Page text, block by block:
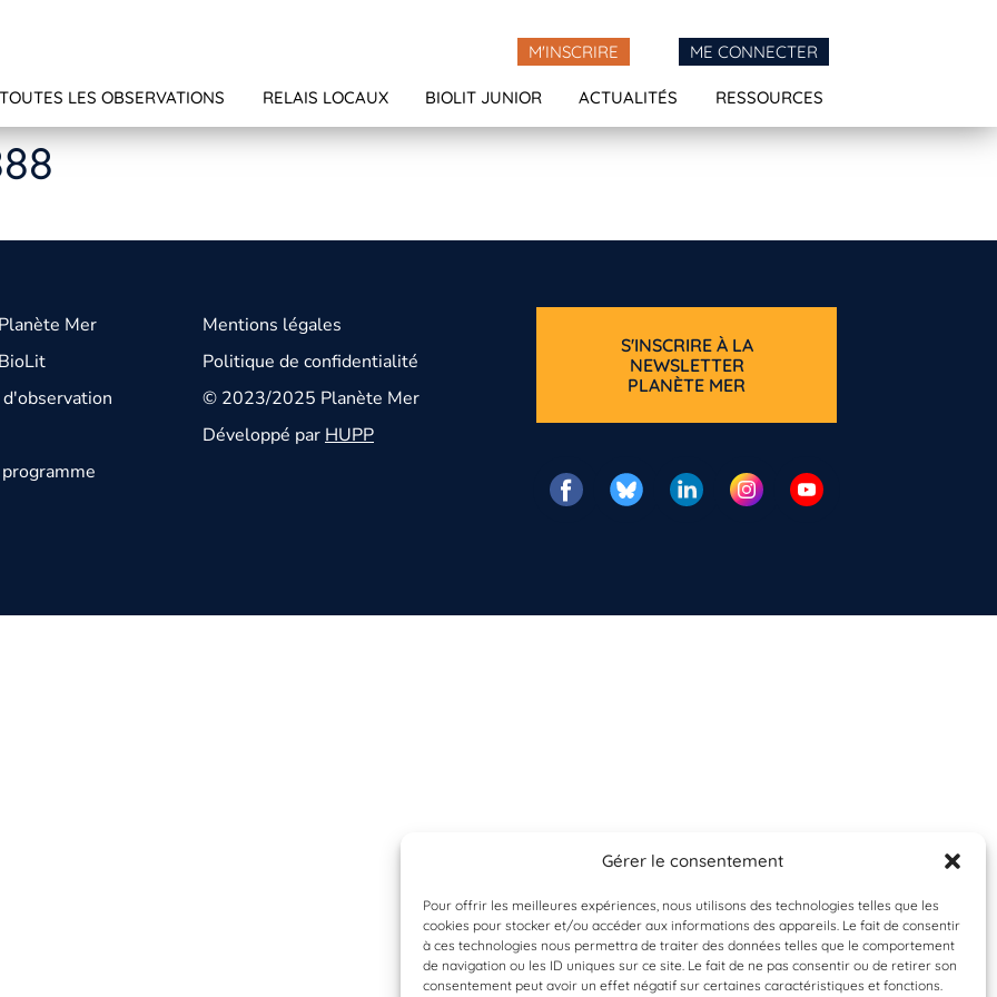
Gérer le consentement
Pour offrir les meilleures expériences, nous utilisons des technologies telles que les
cookies pour stocker et/ou accéder aux informations des appareils. Le fait de consentir
à ces technologies nous permettra de traiter des données telles que le comportement
de navigation ou les ID uniques sur ce site. Le fait de ne pas consentir ou de retirer son
consentement peut avoir un effet négatif sur certaines caractéristiques et fonctions.
M'INSCRIRE ME CONNECTER
TOUTES LES OBSERVATIONS RELAIS LOCAUX BIOLIT JUNIOR ACTUALITÉS RESSOURCES
Mer
Mentions légales
Politique de confidentialité
© 2023/2025 Planète Mer
Développé parHUPP
S'INSCRIRE À LA
NEWSLETTER
PLANÈTE MER